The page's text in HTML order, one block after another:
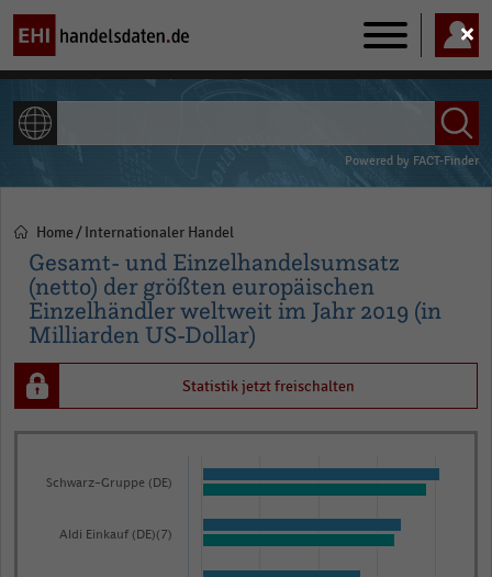
Main
navigation
Powered by FACT-Finder
Pfadnavigation
Home Internationaler Handel
Gesamt- und Einzelhandelsumsatz
(netto) der größten europäischen
Einzelhändler weltweit im Jahr 2019 (in
Milliarden US-Dollar)
Statistik jetzt freischalten
chart
Schwarz-Gruppe (DE)
Aldi Einkauf (DE)(7)